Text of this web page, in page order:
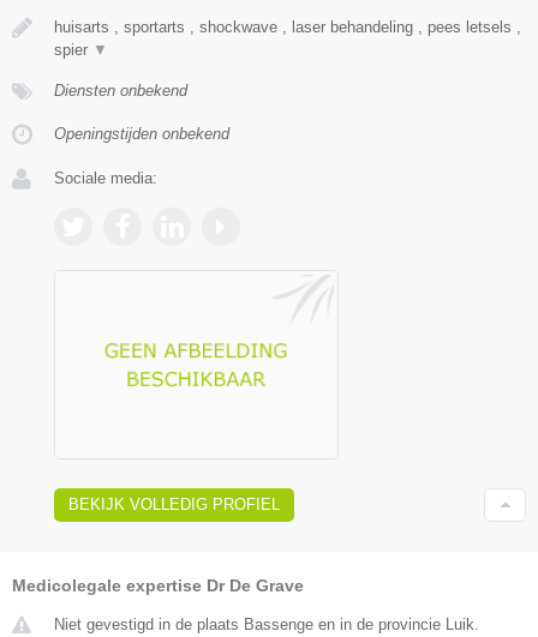
huisarts , sportarts , shockwave , laser behandeling , pees letsels ,
spier ▼
Diensten onbekend
Openingstijden onbekend
Sociale media:
BEKIJK VOLLEDIG PROFIEL
Medicolegale expertise Dr De Grave
Niet gevestigd in de plaats Bassenge en in de provincie Luik.